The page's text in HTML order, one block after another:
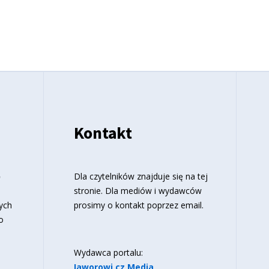
Kontakt
Dla czytelników znajduje się na tej
stronie. Dla mediów i wydawców
prosimy o kontakt poprzez email.
Wydawca portalu: